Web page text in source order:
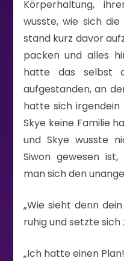
Körperhaltung,
wusste, wie sich
stand kurz davor
packen und alles
hatte das selbst
aufgestanden, an
hatte sich irgendein
Skye keine Familie
und Skye wusste
Siwon gewesen
man sich den
„Wie sieht denn
ruhig und setzte sich
„Ich hatte einen